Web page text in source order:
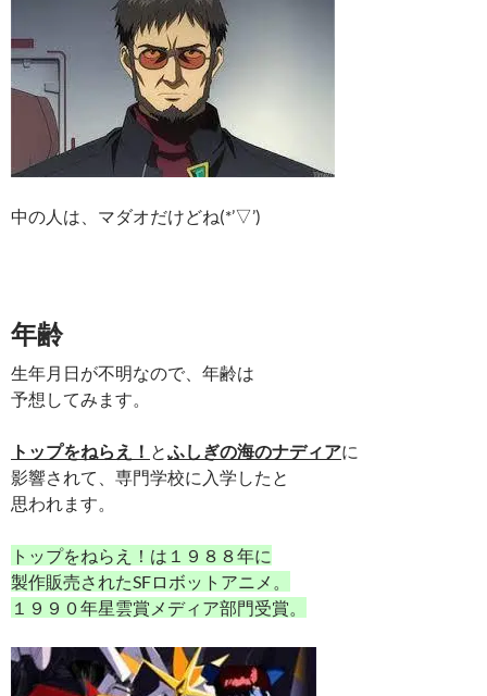
中の人は、マダオだけどね(*’▽’)
年齢
生年月日が不明なので、年齢は
予想してみます。
トップをねらえ！ とふしぎの海のナディアに
影響されて、専門学校に入学したと
思われます。
トップをねらえ！は１９８８年に
製作販売されたSFロボットアニメ。
１９９０年星雲賞メディア部門受賞。